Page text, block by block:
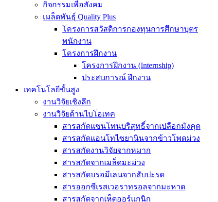
กิจกรรมเพื่อสังคม
เมล็ดพันธุ์ Quality Plus
โครงการสวัสดิการกองทุนการศึกษาบุตร
พนักงาน
โครงการฝึกงาน
โครงการฝึกงาน (Internship)
ประสบการณ์ ฝึกงาน
เทคโนโลยีขั้นสูง
งานวิจัยเชิงลึก
งานวิจัยด้านไบโอเทค
สารสกัดแซนโทนบริสุทธิ์จากเปลือกมังคุด
สารสกัดแอนโทไซยานินจากข้าวโพดม่วง
สารสกัดงานวิจัยจากหมาก
สารสกัดจากเมล็ดมะม่วง
สารสกัดบรอมีเลนจากสับปะรด
สารออกซีเรสเวอราทรอลจากมะหาด
สารสกัดจากเห็ดออร์แกนิก